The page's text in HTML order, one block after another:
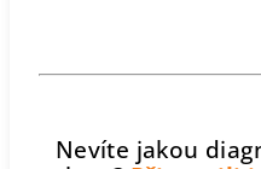
Nevíte jakou